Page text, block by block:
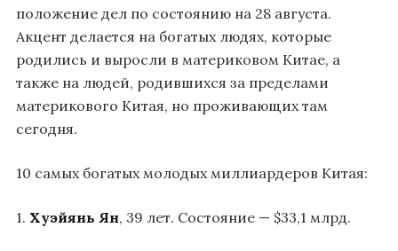
положение дел по состоянию на 28 августа.
Акцент делается на богатых людях, которые
родились и выросли в материковом Китае, а
также на людей, родившихся за пределами
материкового Китая, но проживающих там
сегодня.
10 самых богатых молодых миллиардеров Китая:
1. Хуэйянь Ян, 39 лет. Состояние — $33,1 млрд.